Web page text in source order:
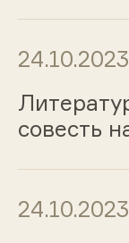
24.10.2023
совесть
24.10.2023